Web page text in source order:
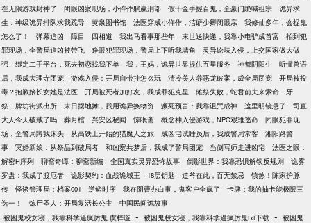
在无限游戏封神了
闭眼凶案现场，小仵作躺赢刑部 假千金手握百鬼，全豪门跪喊祖宗
诡异求
生：神级诡异排队求我疏导
黄泉图书馆 法医穿成小仵作，洁癖少卿闭眼亲
我修仙多年，会捉鬼
怎么了！
弹幕追凶 障目 四相道 我出马看事那些年 末世送快递，我靠小电驴成首富
拍到犯
罪现场，全警局追凶被带飞
睁眼犯罪现场，警局上下听我墙角
灵异论坛入侵，上交国家做大做
强
绑定二手平台，死去初恋找我下单 我，王妈，诡异世界提供五星服务 神都阴阳生
听懂兽语
后，我成大理寺团宠
游戏入侵：开局自带挂怎么玩 清冷美人养恶龙破案，成全局团宠
开局被投
毒？抱歉嫡长女她是法医
开局被死者加好友，我成罪犯克星 傩祭失败，蛇君前夫来索命
牙
祭
牌坊街派出所 末日摆地摊，我用诡异换物资 濒死预言：我靠诅咒成神 这里明镜悬了
司直
大人今天破戒了吗
葬月棺 兴安区秘闻 惊眠斋 概念神入侵游戏，NPC艰难逃命
闭眼犯罪现
场，全警局蹲我床头
从高铁上开始的猎魔人之旅 成凶宅试睡员后，我成警局常客
湘阳路警
事
冥婚新娘：从祭品到破局者 和凶案共梦后，我成了警局团宠 当侧写师走进凶宅
法医之眼：
解密H序列
聊斋奇谭：聊斋新编 全国真实灵异恐怖故事 倒影世界：我靠恐惧解锁反规则
诡雾
罗盘：我成了渡厄者
诡影契约：血战诡域王 18层钥匙 道爷在此，百无禁忌
镇煞！陈家护脉
传
怪谈管理局：档案001 逆鳞时序 我在阴曹办白事，鬼客户全疯了
卡牌：我的抽卡能极限三
选一！
炼尸圣人：开局复活长公主
中国民间诡故事
被困鬼校女寝，我靠科学逼疯厉鬼 虞梓璇 - 被困鬼校女寝，我靠科学逼疯厉鬼txt下载 - 被困鬼